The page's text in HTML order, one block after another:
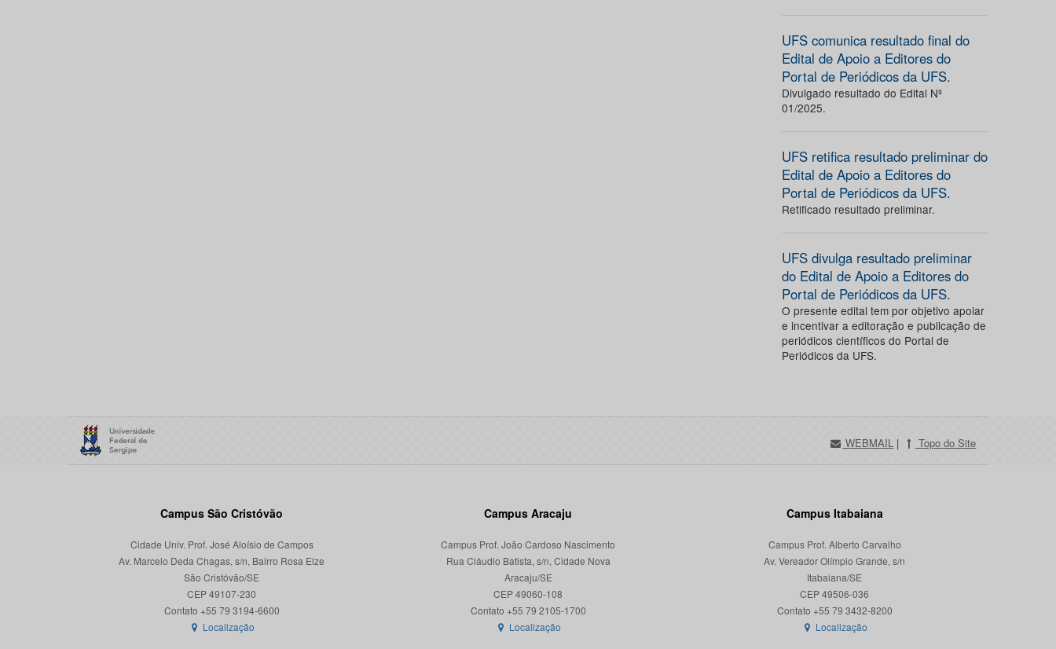
UFS comunica resultado final do
Edital de Apoio a Editores do
Portal de Periódicos da UFS.
Divulgado resultado do Edital Nº
01/2025.
UFS retifica resultado preliminar do
Edital de Apoio a Editores do
Portal de Periódicos da UFS.
Retificado resultado preliminar.
UFS divulga resultado preliminar
do Edital de Apoio a Editores do
Portal de Periódicos da UFS.
O presente edital tem por objetivo apoiar
e incentivar a editoração e publicação de
periódicos científicos do Portal de
Periódicos da UFS.
WEBMAIL | Topo do Site
Campus São Cristóvão
Cidade Univ. Prof. José Aloísio de Campos
Av. Marcelo Deda Chagas, s/n, Bairro Rosa Elze
São Cristóvão/SE
CEP 49107-230
Localização
Campus Aracaju
Campus Prof. João Cardoso Nascimento
Rua Cláudio Batista, s/n, Cidade Nova
Aracaju/SE
CEP 49060-108
Localização
Campus Itabaiana
Campus Prof. Alberto Carvalho
Av. Vereador Olímpio Grande, s/n
Itabaiana/SE
CEP 49506-036
Localização